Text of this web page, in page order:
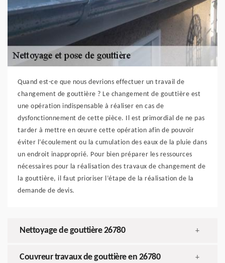
Quand est-ce que nous devrions effectuer un travail de
changement de gouttière ? Le changement de gouttière est
une opération indispensable à réaliser en cas de
dysfonctionnement de cette pièce. Il est primordial de ne pas
tarder à mettre en œuvre cette opération afin de pouvoir
éviter l’écoulement ou la cumulation des eaux de la pluie dans
un endroit inapproprié. Pour bien préparer les ressources
nécessaires pour la réalisation des travaux de changement de
la gouttière, il faut prioriser l’étape de la réalisation de la
demande de devis.
Nettoyage de gouttière 26780 +
Couvreur travaux de gouttière en 26780 +